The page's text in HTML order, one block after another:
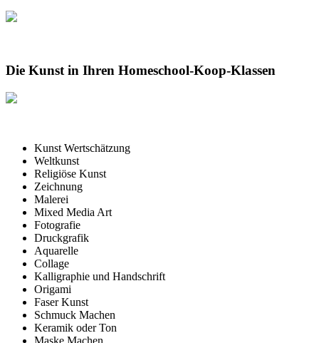
Die Kunst in Ihren Homeschool-Koop-Klassen
Kunst Wertschätzung
Weltkunst
Religiöse Kunst
Zeichnung
Malerei
Mixed Media Art
Fotografie
Druckgrafik
Aquarelle
Collage
Kalligraphie und Handschrift
Origami
Faser Kunst
Schmuck Machen
Keramik oder Ton
Maske Machen